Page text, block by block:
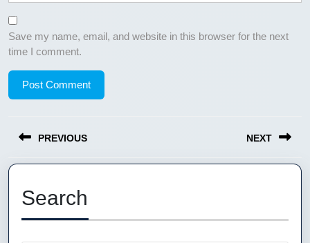
Save my name, email, and website in this browser for the next
time I comment.
navigation
PREVIOUS
Previous
post:
NEXT
Search